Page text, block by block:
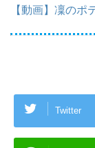
【動画】凜のポ
Twitter